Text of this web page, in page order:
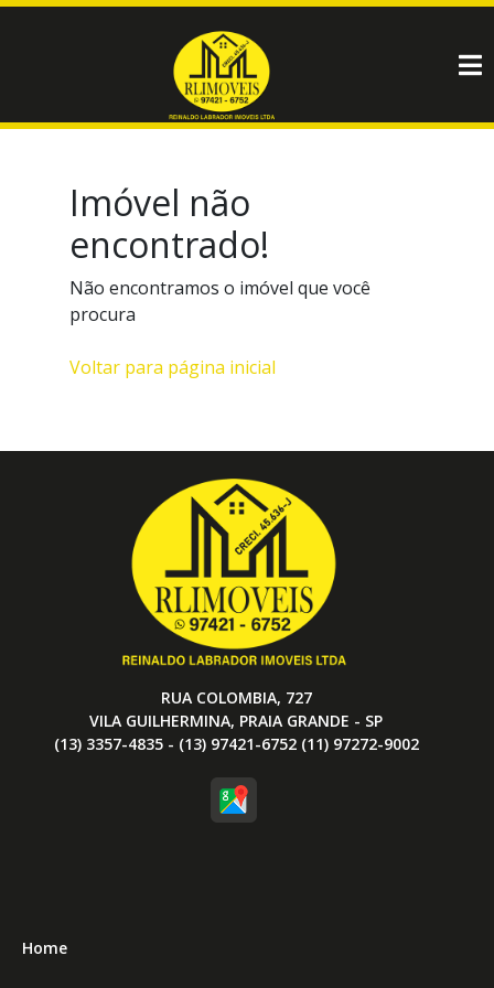
Imóvel não
encontrado!
Não encontramos o imóvel que você
procura
Voltar para página inicial
RUA COLOMBIA, 727
VILA GUILHERMINA, PRAIA GRANDE - SP
(13) 3357-4835 - (13) 97421-6752 (11) 97272-9002
Home